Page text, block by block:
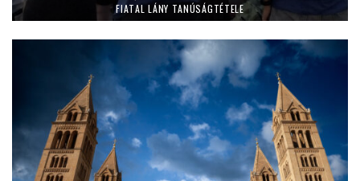
FIATAL LÁNY TANÚSÁGTÉTELE